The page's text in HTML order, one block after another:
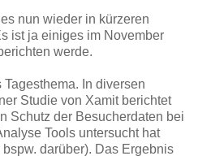
nun wieder in kürzeren
ist ja einiges im November
werde.
In diversen
Studie von Xamit berichtet
Schutz der Besucherdaten bei
Tools untersucht hat
bspw. darüber). Das Ergebnis